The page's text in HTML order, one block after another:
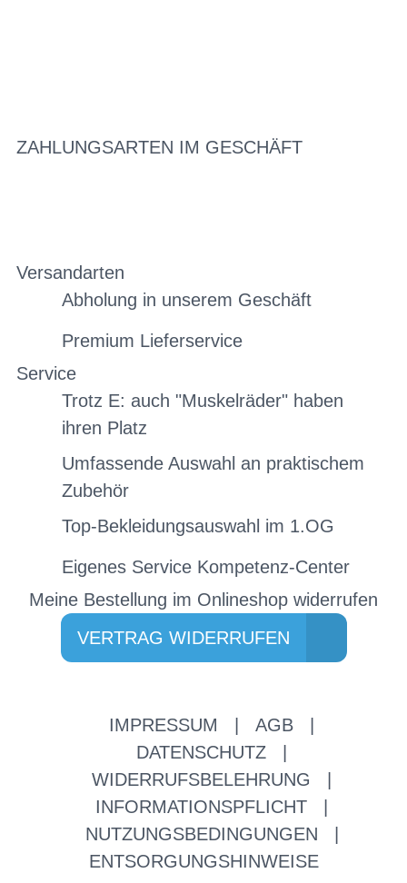
ZAHLUNGSARTEN IM GESCHÄFT
Versandarten
Abholung in unserem Geschäft
Premium Lieferservice
Service
Trotz E: auch "Muskelräder" haben
ihren Platz
Umfassende Auswahl an praktischem
Zubehör
Top-Bekleidungsauswahl im 1.OG
Eigenes Service Kompetenz-Center
Meine Bestellung im Onlineshop widerrufen
VERTRAG WIDERRUFEN
IMPRESSUM AGB
DATENSCHUTZ
WIDERRUFSBELEHRUNG
INFORMATIONSPFLICHT
NUTZUNGSBEDINGUNGEN
ENTSORGUNGSHINWEISE